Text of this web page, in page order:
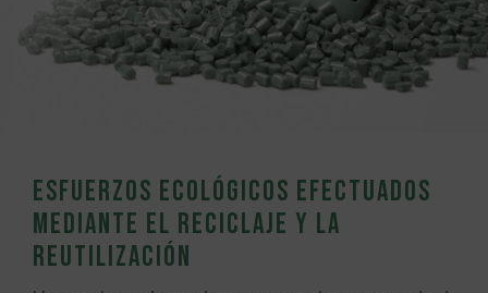
Esfuerzos ecológicos efectuados
mediante el reciclaje y la
reutilización